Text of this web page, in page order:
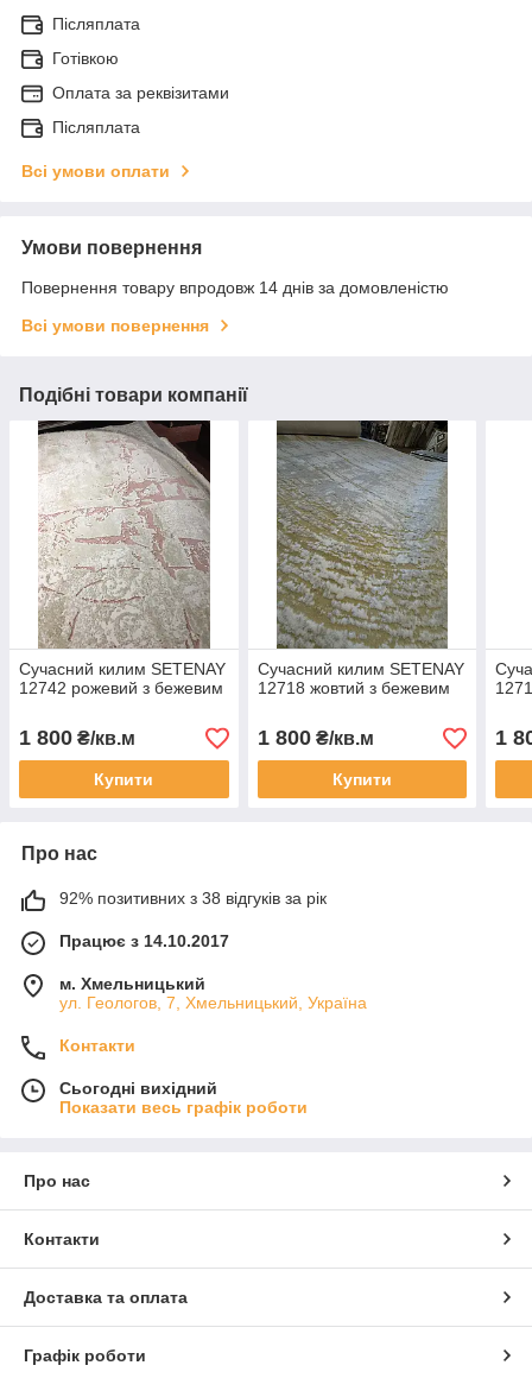
Післяплата
Готівкою
Оплата за реквізитами
Післяплата
Всі умови оплати
Умови повернення
Повернення товару впродовж 14 днів за домовленістю
Всі умови повернення
Подібні товари компанії
Сучасний килим SETENAY
12742 рожевий з бежевим
1 800 ₴/кв.м
Купити
Сучасний килим SETENAY
12718 жовтий з бежевим
1 800₴/кв.м
Купити
1
Про нас
92% позитивних з 38 відгуків за рік
Працює з 14.10.2017
м. Хмельницький
ул. Геологов, 7, Хмельницький, Україна
Контакти
Сьогодні вихідний
Показати весь графік роботи
Про нас
Контакти
Доставка та оплата
Графік роботи